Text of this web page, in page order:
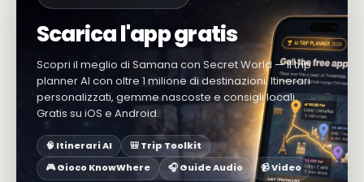
Scarica l'app gratis
Scopri il meglio di Samana con Secret World — il trip
planner AI con oltre 1 milione di destinazioni. Itinerari
personalizzati, gemme nascoste e consigli locali.
Gratis su iOS e Android.
🧠 Itinerari AI
🎒 Trip Toolkit
🎮 Gioco KnowWhere
🎧 Guide Audio 📹 Video